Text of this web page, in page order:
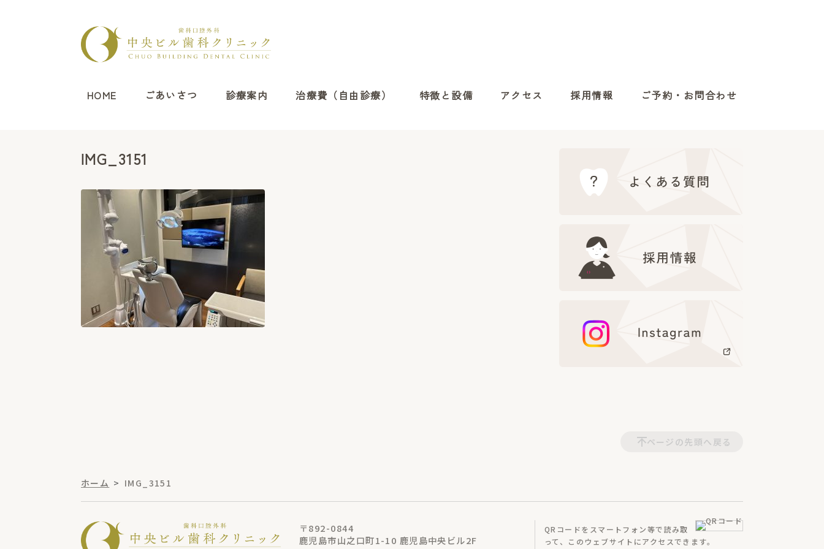
HOME ごあいさつ 診療案内 治療費（自由診療） 特徴と設備 アクセス 採用情報 ご予約・お問合わせ
IMG_3151
ページの先頭へ戻る
ホーム IMG_3151
〒892-0844
鹿児島市山之口町1-10 鹿児島中央ビル2F
QRコードをスマートフォン等で読み取
って、 このウェブサイトにアクセスできます。